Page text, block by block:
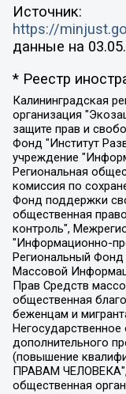
Источник:
https://
данные на
* Реестр
Калининградская региональная общественная организация "Экозащита!-Женсовет", Фонд содействия защите прав и свобод граждан "Общественный вердикт", Фонд "Институт Развития Свободы Информации", Частное учреждение "Информационное агентство МЕМО. РУ", Региональная общественная организация "Общественная комиссия по сохранению наследия академика Сахарова", Фонд поддержки свободы прессы, Санкт-Петербургская общественная правозащитная организация "Гражданский контроль", Межрегиональная общественная организация "Информационно-просветительский центр "Мемориал", Региональный Фонд "Центр Защиты Прав Средств Массовой Информации", с 05.12.2023 Фонд "Центр Защиты Прав Средств массовой информации", Региональная общественная благотворительная организация помощи беженцам и мигрантам "Гражданское содействие", Негосударственное образовательное учреждение дополнительного профессионального образования (повышение квалификации) специалистов "АКАДЕМИЯ ПО ПРАВАМ ЧЕЛОВЕКА", Свердловская региональная общественная организация "Сутяжник", Автономная некоммерческая организация "Центр независимых социологических исследований", Союз общественных объединений "Российский исследовательский центр по правам человека", Региональное общественное учреждение научно-информационный центр "МЕМОРИАЛ", Некоммерческая организация "Фонд защиты гласности", Автономная некоммерческая организация "Институт прав человека", Городская общественная организация "Екатеринбургское общество "МЕМОРИАЛ", Городская общественная организация "Рязанское историко-просветительское и правозащитное общество "Мемориал" (Рязанский Мемориал), Челябинский региональный орган общественной самодеятельности – женское общественное объединение "Женщины Евразии", Челябинский региональный орган общественной самодеятельности "Уральская правозащитная группа", Фонд содействия защите здоровья и социальной справедливости имени Андрея Рылькова, Автономная Некоммерческая Организация "Аналитический Центр Юрия Левады", Автономная некоммерческая организация социальной поддержки населения "Проект Апрель", Региональная общественная организация помощи женщинам и детям, находящимся в кризисной ситуации "Информационно-методический центр "Анна", Фонд содействия развитию массовых коммуникаций и правовому просвещению "Так-так-Так", Фонд содействия устойчивому развитию "Серебряная тайга", Свердловский региональный общественный фонд социальных проектов "Новое время", "Idel.Реалии", Кавказ.Реалии, Крым.Реалии, Телеканал Настоящее Время, Татаро-башкирская служба Радио Свобода (Azatliq Radiosi), Радио Свободная Европа/Радио Свобода (PCE/PC), "Сибирь.Реалии", "Фактограф", Благотворительный фонд помощи осужденным и их семьям, Автономная некоммерческая организация "Институт глобализации и социальных движений", Фонд "В защиту прав заключенных", Частное учреждение "Центр поддержки и содействия развитию средств массовой информации", Пензенский региональный общественный благотворительный фонд "Гражданский союз", "Север.Реалии", Некоммерческая организация Фонд "Правовая инициатива", Общество с ограниченной ответственностью "Радио Свободная Европа/Радио Свобода", Чешское информационное агентство "MEDIUM-ORIENT", Красноярская региональная общественная организация "Мы против СПИДа", Камалягин Денис Николаевич, Маркелов Сергей Евгеньевич, Пономарев Лев Александрович, Савицкая Людмила Алексеевна, Автономная некоммерческая организация "Центр по работе с проблемой насилия "НАСИЛИЮ.НЕТ", Межрегиональный профессиональный союз работников здравоохранения "Альянс врачей", Юридическое лицо, зарегистрированное в Латвийской Республике, SIA "Medusa Project" (регистрационный номер 40103797863, дата регистрации 10.06.2014), Некоммерческая организация "Фонд по борьбе с коррупцией", Автономная некоммерческая организация "Институт права и публичной политики", Баданин Роман Сергеевич, Гликин Максим Александрович, Железнова Мария Михайловна, Лукьянова Юлия Сергеевна, Маетная Елизавета Витальевна, Маняхин Петр Борисович, Чуракова Ольга Владимировна, Ярош Юлия Петровна, Юридическое лицо "The Insider SIA", зарегистрированное в Риге, Латвийская Республика (дата регистрации 26.06.2015), являющееся администратором доменного имени интернет-издания